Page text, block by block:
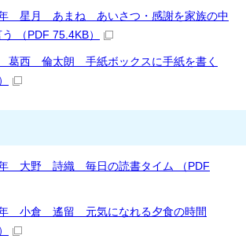
星月 あまね あいさつ・感謝を家族の中
（PDF 75.4KB）
葛西 倫太朗 手紙ボックスに手紙を書く
年 大野 詩織 毎日の読書タイム （PDF
年 小倉 遙留 元気になれる夕食の時間